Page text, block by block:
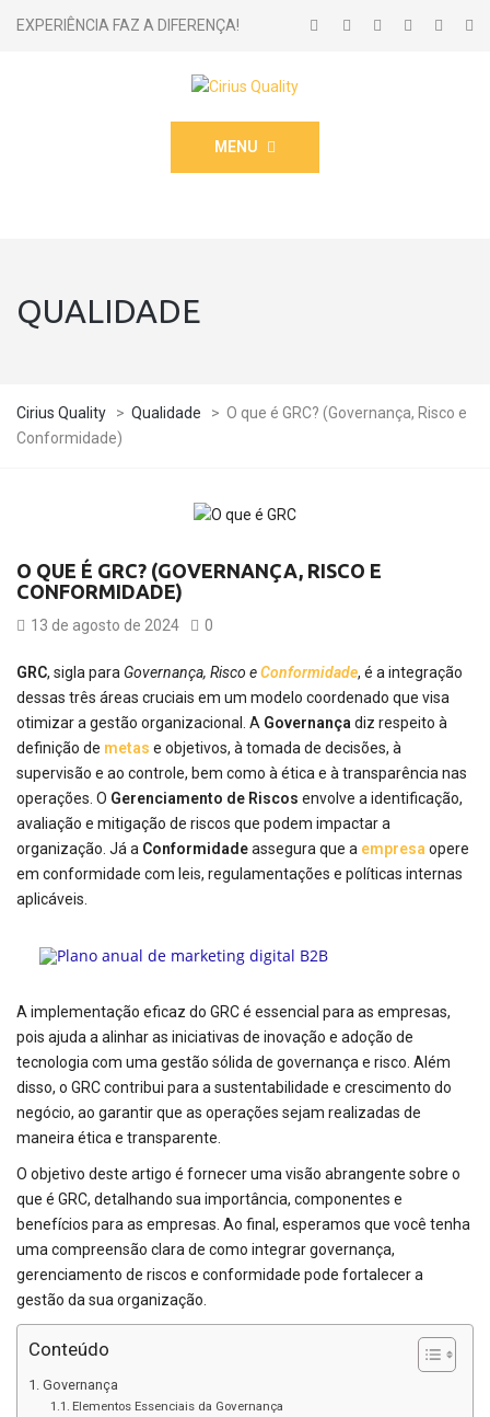
EXPERIÊNCIA FAZ A DIFERENÇA!
MENU
QUALIDADE
Cirius Quality > Qualidade > O que é GRC? (Governança, Risco e
Conformidade)
O QUE É GRC? (GOVERNANÇA, RISCO E
CONFORMIDADE)
13 de agosto de 2024 0
GRC, sigla para Governança, Risco eConformidade, é a integração
dessas três áreas cruciais em um modelo coordenado que visa
otimizar a gestão organizacional. A Governança diz respeito à
definição de metas e objetivos, à tomada de decisões, à
supervisão e ao controle, bem como à ética e à transparência nas
operações. O Gerenciamento de Riscos envolve a identificação,
avaliação e mitigação de riscos que podem impactar a
organização. Já a Conformidadeassegura que a empresa opere
em conformidade com leis, regulamentações e políticas internas
aplicáveis.
A implementação eficaz do GRC é essencial para as empresas,
pois ajuda a alinhar as iniciativas de inovação e adoção de
tecnologia com uma gestão sólida de governança e risco. Além
disso, o GRC contribui para a sustentabilidade e crescimento do
negócio, ao garantir que as operações sejam realizadas de
maneira ética e transparente.
O objetivo deste artigo é fornecer uma visão abrangente sobre o
que é GRC, detalhando sua importância, componentes e
benefícios para as empresas. Ao final, esperamos que você tenha
uma compreensão clara de como integrar governança,
gerenciamento de riscos e conformidade pode fortalecer a
gestão da sua organização.
Conteúdo
Governança
Elementos Essenciais da Governança